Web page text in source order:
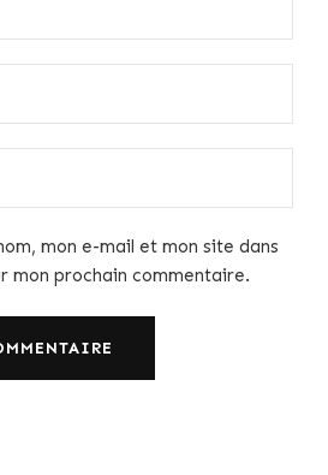
mon e-mail et mon site dans
mon prochain commentaire.